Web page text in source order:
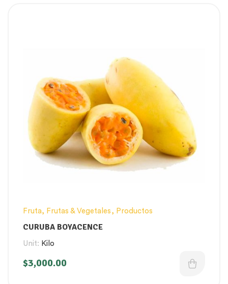
Fruta, Frutas & Vegetales , Productos
CURUBA BOYACENCE
Unit: Kilo
$3,000.00